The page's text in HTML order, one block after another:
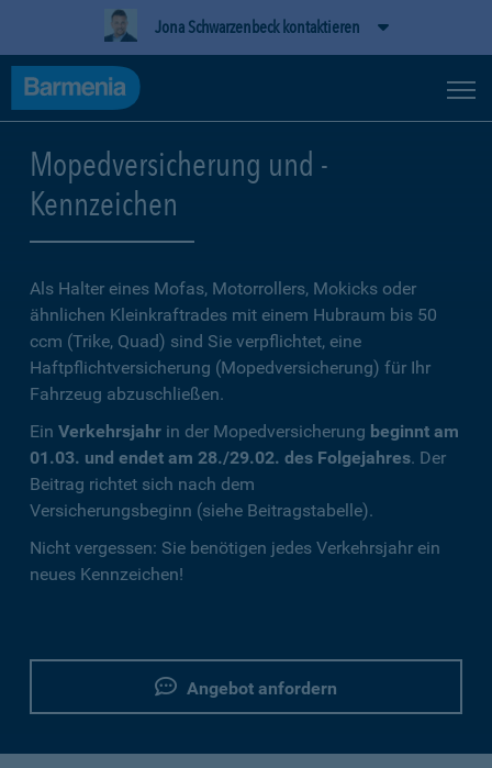
Jona Schwarzenbeck kontaktieren
Mopedversicherung und -
Kennzeichen
Als Halter eines Mofas, Motorrollers, Mokicks oder
ähnlichen Kleinkraftrades mit einem Hubraum bis 50
ccm (Trike, Quad) sind Sie verpflichtet, eine
Haftpflichtversicherung (Mopedversicherung) für Ihr
Fahrzeug abzuschließen.
Ein Verkehrsjahr in der Mopedversicherung beginnt am
01.03. und endet am 28./29.02. des Folgejahres. Der
Beitrag richtet sich nach dem
Versicherungsbeginn (siehe Beitragstabelle).
Nicht vergessen: Sie benötigen jedes Verkehrsjahr ein
neues Kennzeichen!
Angebot anfordern